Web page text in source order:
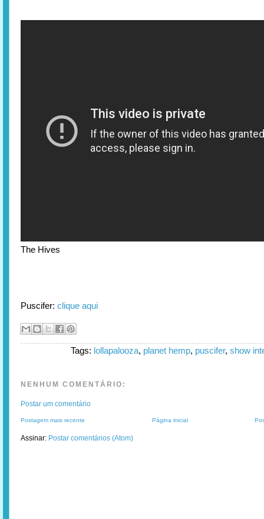
The Hives
Puscifer: clique aqui
Tags: lollapalooza, planet hemp, puscifer, show
NENHUM COMENTÁRIO:
Postar um comentário
Postagem mais recente Página inicial
Assinar: Postar comentários (Atom)